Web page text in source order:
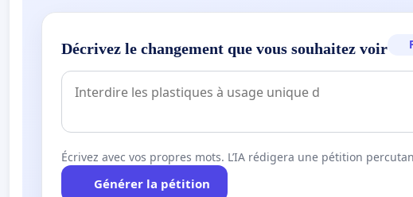
Décrivez le changement que vous souhaitez voir
Écrivez avec vos propres mots. L’IA rédigera une pétition
Générer la pétition